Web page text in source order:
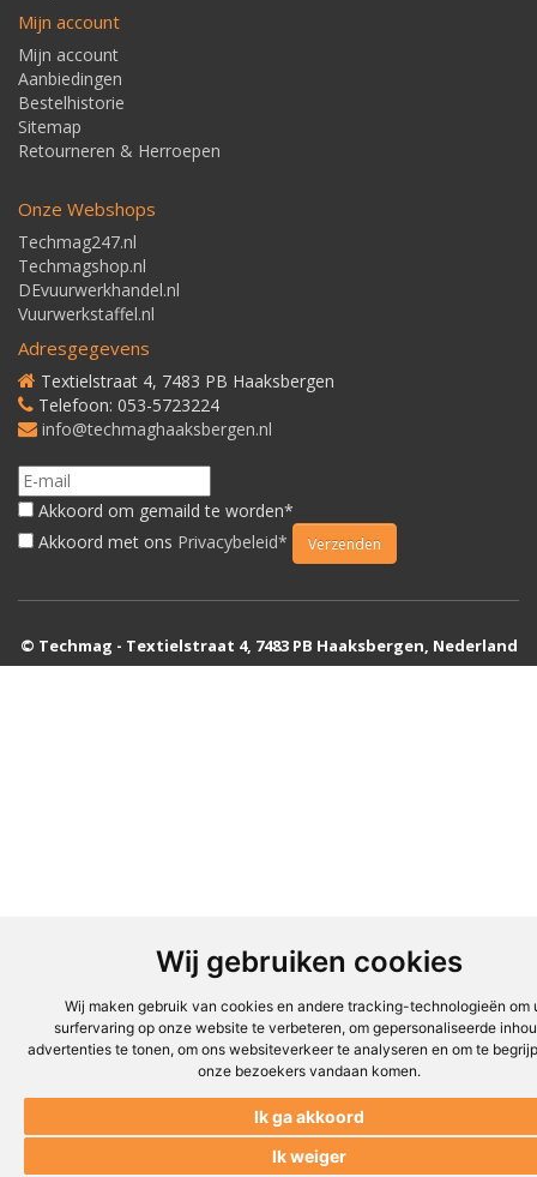
Wij gebruiken cookies
Wij maken gebruik van cookies en andere tracking-technologieën om
surfervaring op onze website te verbeteren, om gepersonaliseerde
advertenties te tonen, om ons websiteverkeer te analyseren en om te
onze bezoekers vandaan komen.
Ik ga akkoord
Ik weiger
Mijn account
Mijn account
Aanbiedingen
Bestelhistorie
Sitemap
Retourneren & Herroepen
Onze Webshops
Techmag247.nl
Techmagshop.nl
DEvuurwerkhandel.nl
Vuurwerkstaffel.nl
Adresgegevens
Textielstraat 4, 7483 PB Haaksbergen
Telefoon: 053-5723224
info@techmaghaaksbergen.nl
Akkoord om gemaild te worden*
Akkoord met ons Privacybeleid*
© Techmag - Textielstraat 4, 7483 PB Haaksbergen, Nederland